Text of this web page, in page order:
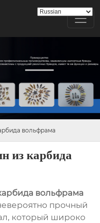
вольфрама
из карбида
вольфрама
прочный
который широко